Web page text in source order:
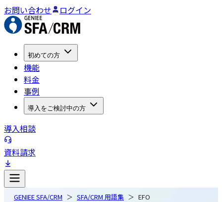
お問い合わせ ログイン
初めての方
機能
料金
事例
導入をご検討中の方
導入相談
資料請求
GENIEE SFA/CRM SFA/CRM 用語集 EFO